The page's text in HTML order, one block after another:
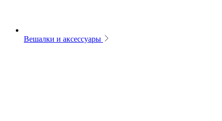
Вешалки и аксессуары